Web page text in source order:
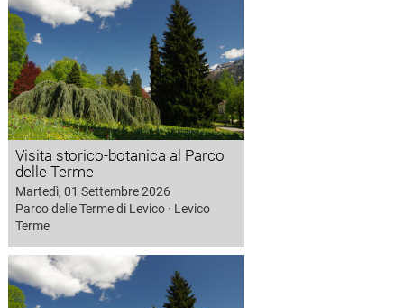
Visita storico-botanica al Parco
delle Terme
Martedì, 01 Settembre 2026
Parco delle Terme di Levico · Levico
Terme